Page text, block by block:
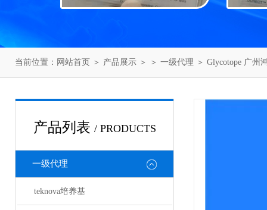
当前位置： 网站首页 ＞ 产品展示 ＞ ＞ 一级代理 ＞ Glycotope 广州
产品列表 / PRODUCTS
一级代理
teknova培养基